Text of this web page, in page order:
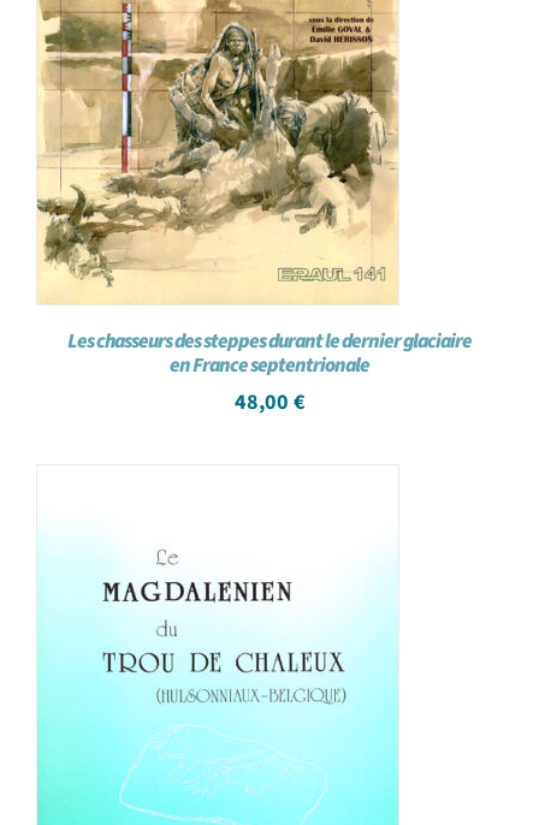
Les chasseurs des steppes durant le dernier glaciaire
en France septentrionale
48,00 €